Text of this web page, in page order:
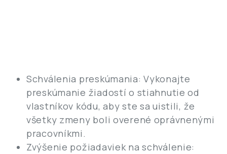
Schválenia preskúmania: Vykonajte
preskúmanie žiadostí o stiahnutie od
vlastníkov kódu, aby ste sa uistili, že
všetky zmeny boli overené oprávnenými
pracovníkmi.
Zvýšenie požiadaviek na schválenie: